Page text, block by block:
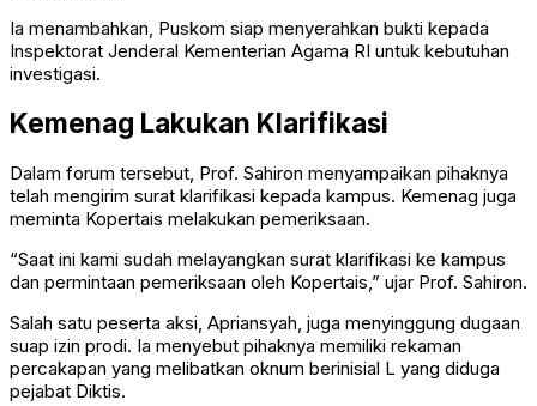
Ia menambahkan, Puskom siap menyerahkan bukti kepada
Inspektorat Jenderal Kementerian Agama RI untuk kebutuhan
investigasi.
Kemenag Lakukan Klarifikasi
Dalam forum tersebut, Prof. Sahiron menyampaikan pihaknya
telah mengirim surat klarifikasi kepada kampus. Kemenag juga
meminta Kopertais melakukan pemeriksaan.
“Saat ini kami sudah melayangkan surat klarifikasi ke kampus
dan permintaan pemeriksaan oleh Kopertais,” ujar Prof. Sahiron.
Salah satu peserta aksi, Apriansyah, juga menyinggung dugaan
suap izin prodi. Ia menyebut pihaknya memiliki rekaman
percakapan yang melibatkan oknum berinisial L yang diduga
pejabat Diktis.